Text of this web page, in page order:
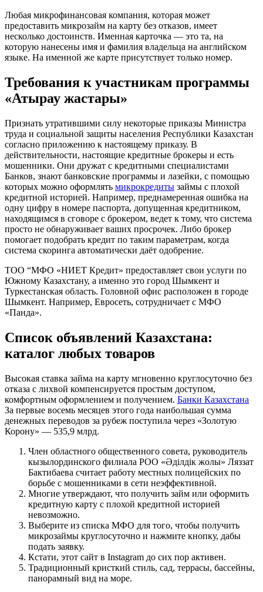
Любая микрофинансовая компания, которая может
предоставить микрозайм на карту без отказов, имеет
несколько достоинств. Именная карточка — это та, на
которую нанесены имя и фамилия владельца на английском
языке. На именной же карте присутствует только номер.
Требования к участникам программы
«Атырау жастары»
Признать утратившими силу некоторые приказы Министра
труда и социальной защиты населения Республики Казахстан
согласно приложению к настоящему приказу. В
действительности, настоящие кредитные брокеры и есть
мошенники. Они дружат с кредитными специалистами
Банков, знают банковские программы и лазейки, с помощью
которых можно оформлять микрокредиты займы с плохой
кредитной историей. Например, преднамеренная ошибка на
одну цифру в номере паспорта, допущенная кредитником,
находящимся в сговоре с брокером, ведет к тому, что система
просто не обнаруживает ваших просрочек. Либо брокер
помогает подобрать кредит по таким параметрам, когда
система скоринга автоматически даёт одобрение.
ТОО “МФО «НИЕТ Кредит» предоставляет свои услуги по
Южному Казахстану, а именно это город Шымкент и
Туркестанская область. Головной офис расположен в городе
Шымкент. Например, Евросеть, сотрудничает с МФО
«Панда».
Список объявлений Казахстана:
каталог любых товаров
Высокая ставка займа на карту мгновенно круглосуточно без
отказа с лихвой компенсируется простым доступом,
комфортным оформлением и получением. Банки Казахстана
За первые восемь месяцев этого года наибольшая сумма
денежных переводов за рубеж поступила через «Золотую
Корону» — 535,9 млрд.
Член областного общественного совета, руководитель
кызылординского филиала РОО «Әділдік жолы» Ляззат
Бактибаева считает работу местных полицейских по
борьбе с мошенниками в сети неэффективной.
Многие утверждают, что получить займ или оформить
кредитную карту с плохой кредитной историей
невозможно.
Выберите из списка МФО для того, чтобы получить
микрозаймы круглосуточно и нажмите кнопку, дабы
подать заявку.
Кстати, этот сайт в Instagram до сих пор активен.
Традиционный кристкий стиль, сад, террасы, бассейны,
панорамный вид на море.